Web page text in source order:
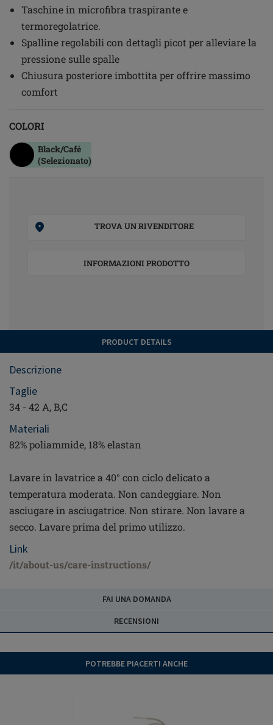
Taschine in microfibra traspirante e
termoregolatrice.
Spalline regolabili con dettagli picot per alleviare la
pressione sulle spalle
Chiusura posteriore imbottita per offrire massimo
comfort
COLORI
Black/café
(Selezionato)
TROVA UN RIVENDITORE
INFORMAZIONI PRODOTTO
PRODUCT DETAILS
Descrizione
Taglie
34 - 42 A, B,C
Materiali
82% poliammide, 18% elastan
Lavare in lavatrice a 40° con ciclo delicato a
temperatura moderata. Non candeggiare. Non
asciugare in asciugatrice. Non stirare. Non lavare a
secco. Lavare prima del primo utilizzo.
Link
/it/about-us/care-instructions/
FAI UNA DOMANDA
RECENSIONI
POTREBBE PIACERTI ANCHE